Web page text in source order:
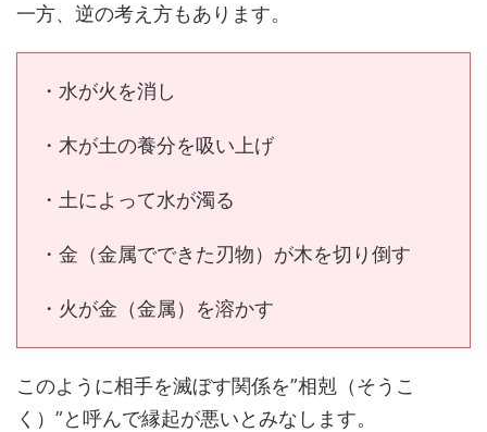
一方、逆の考え方もあります。
・水が火を消し
・木が土の養分を吸い上げ
・土によって水が濁る
・金（金属でできた刃物）が木を切り倒す
・火が金（金属）を溶かす
このように相手を滅ぼす関係を”相剋（そうこ
く）”と呼んで縁起が悪いとみなします。